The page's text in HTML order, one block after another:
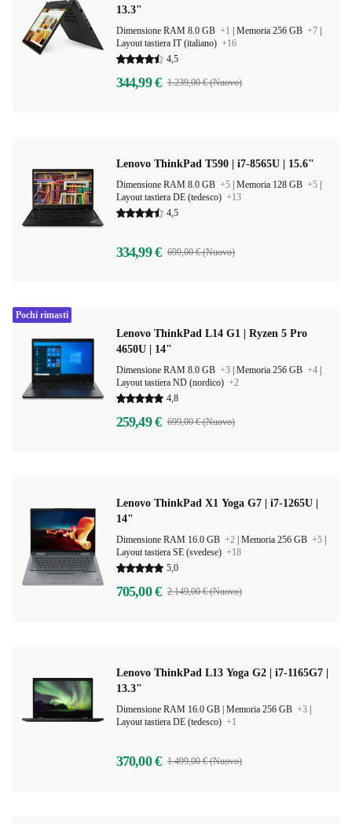
13.3"
Dimensione RAM 8.0 GB +1 Memoria 256 GB +7
Layout tastiera IT (italiano) +16
4,5
344,99 € 1.239,00 € (Nuovo)
Lenovo ThinkPad T590 | i7-8565U | 15.6"
Dimensione RAM 8.0 GB +5 Memoria 128 GB +5
Layout tastiera DE (tedesco) +13
4,5
334,99 € 699,00 € (Nuovo)
Lenovo ThinkPad L14 G1 | Ryzen 5 Pro
4650U | 14"
Dimensione RAM 8.0 GB +3 Memoria 256 GB +4
Layout tastiera ND (nordico) +2
4,8
259,49 € 699,00 € (Nuovo)
Pochi rimasti
Lenovo ThinkPad X1 Yoga G7 | i7-1265U |
14"
Dimensione RAM 16.0 GB +2 Memoria 256 GB +5
Layout tastiera SE (svedese) +18
5,0
705,00 € 2.149,00 € (Nuovo)
Lenovo ThinkPad L13 Yoga G2 | i7-1165G7 |
13.3"
Memoria 256 GB +3
Layout tastiera DE (tedesco) +1
370,00 € 1.499,00 € (Nuovo)